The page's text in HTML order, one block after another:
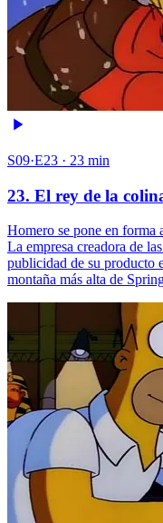
S09·E23 · 23 min
23. El rey de la
Homero se pone en forma
La empresa creadora de
publicidad de su producto
montaña más alta de